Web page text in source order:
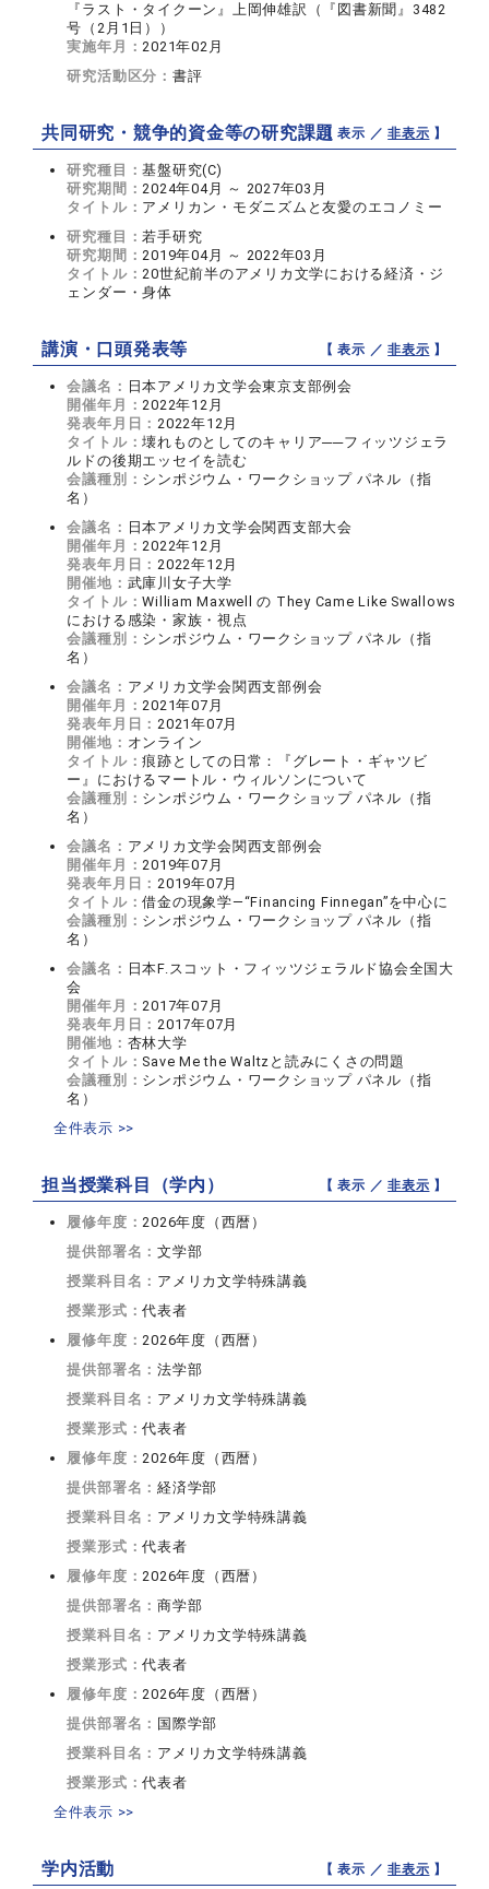
『ラスト・タイクーン』上岡伸雄訳（『図書新聞』3482
号（2月1日））
実施年月：2021年02月
研究活動区分： 書評
共同研究・競争的資金等の研究課題【 表示 ／非表示 】
研究種目：基盤研究(C)
研究期間：2024年04月 ～ 2027年03月
タイトル： アメリカン・モダニズムと友愛のエコノミー
研究種目：若手研究
研究期間：2019年04月 ～ 2022年03月
タイトル：20世紀前半のアメリカ文学における経済・ジ
ェンダー・身体
講演・口頭発表等 【 表示 ／非表示 】
会議名： 日本アメリカ文学会東京支部例会
開催年月：2022年12月
発表年月日：2022年12月
タイトル：壊れものとしてのキャリア──フィッツジェラ
ルドの後期エッセイを読む
会議種別： シンポジウム・ワークショップ パネル（指
名）
会議名： 日本アメリカ文学会関西支部大会
開催年月：2022年12月
発表年月日：2022年12月
開催地： 武庫川女子大学
タイトル：William Maxwell の They Came Like Swallows
における感染・家族・視点
会議種別： シンポジウム・ワークショップ パネル（指
名）
会議名： アメリカ文学会関西支部例会
開催年月：2021年07月
発表年月日：2021年07月
開催地： オンライン
タイトル：痕跡としての日常：『グレート・ギャツビ
ー』におけるマートル・ウィルソンについて
会議種別： シンポジウム・ワークショップ パネル（指
名）
会議名： アメリカ文学会関西支部例会
開催年月：2019年07月
発表年月日：2019年07月
タイトル：借金の現象学―“Financing Finnegan”を中心に
会議種別： シンポジウム・ワークショップ パネル（指
名）
会議名： 日本F.スコット・フィッツジェラルド協会全国大
会
開催年月：2017年07月
発表年月日：2017年07月
開催地： 杏林大学
タイトル： Save Me the Waltzと読みにくさの問題
会議種別： シンポジウム・ワークショップ パネル（指
名）
全件表示 >>
担当授業科目（学内） 【 表示 ／非表示 】
履修年度：2026年度（西暦）
提供部署名：文学部
授業科目名： アメリカ文学特殊講義
授業形式：代表者
履修年度：2026年度（西暦）
提供部署名：法学部
授業科目名： アメリカ文学特殊講義
授業形式：代表者
履修年度：2026年度（西暦）
提供部署名：経済学部
授業科目名： アメリカ文学特殊講義
授業形式：代表者
履修年度：2026年度（西暦）
提供部署名：商学部
授業科目名： アメリカ文学特殊講義
授業形式：代表者
履修年度：2026年度（西暦）
提供部署名： 国際学部
授業科目名： アメリカ文学特殊講義
授業形式：代表者
全件表示 >>
学内活動 【 表示 ／非表示 】